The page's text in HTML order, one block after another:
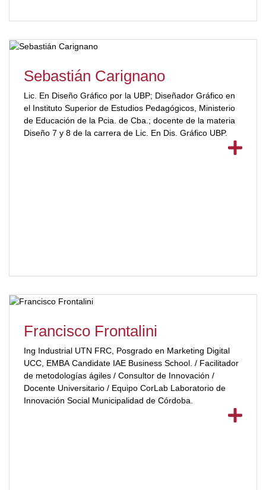
Sebastián Carignano
Lic. En Diseño Gráfico por la UBP; Diseñador Gráfico en
el Instituto Superior de Estudios Pedagógicos, Ministerio
de Educación de la Pcia. de Cba.; docente de la materia
Diseño 7 y 8 de la carrera de Lic. En Dis. Gráfico UBP.
Francisco Frontalini
Ing Industrial UTN FRC, Posgrado en Marketing Digital
UCC, EMBA Candidate IAE Business School. / Facilitador
de metodologías ágiles / Consultor de Innovación /
Docente Universitario / Equipo CorLab Laboratorio de
Innovación Social Municipalidad de Córdoba.